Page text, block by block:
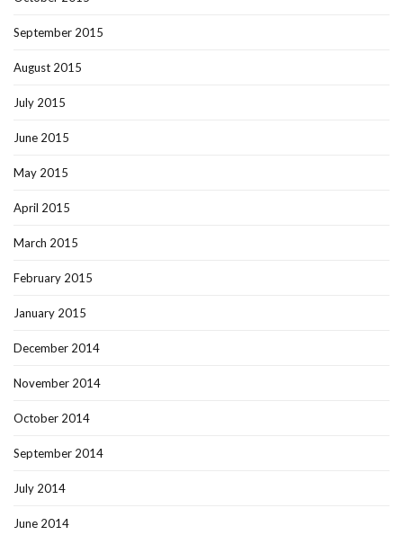
September 2015
August 2015
July 2015
June 2015
May 2015
April 2015
March 2015
February 2015
January 2015
December 2014
November 2014
October 2014
September 2014
July 2014
June 2014